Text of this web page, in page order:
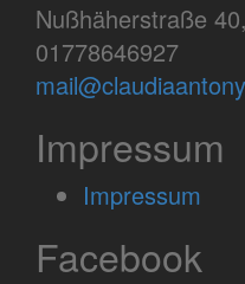
Nußhäherstraße
01778646927
Impressum
Impressum
Facebook